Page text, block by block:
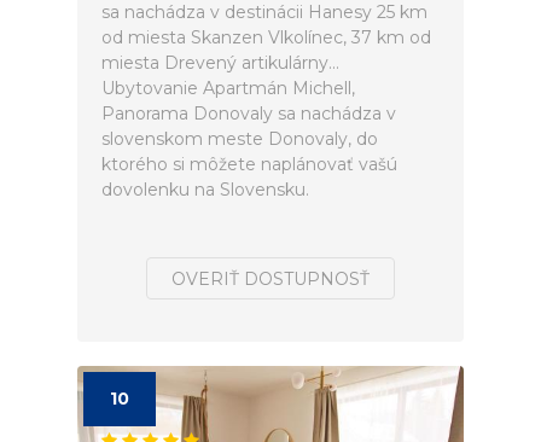
sa nachádza v destinácii Hanesy 25 km
od miesta Skanzen Vlkolínec, 37 km od
miesta Drevený artikulárny...
Ubytovanie Apartmán Michell,
Panorama Donovaly sa nachádza v
slovenskom meste Donovaly, do
ktorého si môžete naplánovať vašú
dovolenku na Slovensku.
OVERIŤ DOSTUPNOSŤ
10